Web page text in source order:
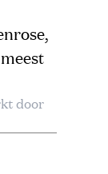
door